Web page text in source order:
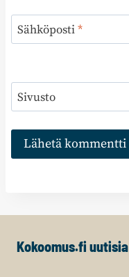
Sähköposti*
Sivusto
Kokoomus.fi uutisia